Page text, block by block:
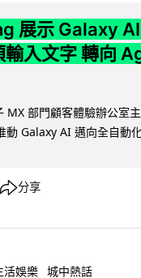
展示 Galaxy
輸入文字 轉向
MX 部門顧客體驗辦公室
動 Galaxy AI 邁向全自動
分享
活娛樂 城中熱話